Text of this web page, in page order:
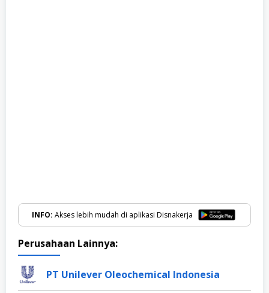
INFO: Akses lebih mudah di aplikasi Disnakerja
Perusahaan Lainnya:
PT Unilever Oleochemical Indonesia